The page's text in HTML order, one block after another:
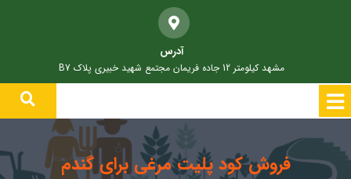
آدرس
مشهد کیلومتر 12 جاده فریمان مجتمع شهید خبیری پلاک B7
فروش کود پلیت مرغی برای گندم